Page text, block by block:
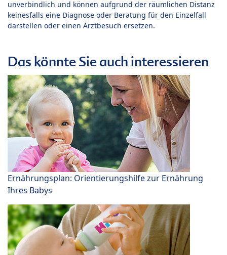
unverbindlich und können aufgrund der räumlichen Distanz
keinesfalls eine Diagnose oder Beratung für den Einzelfall
darstellen oder einen Arztbesuch ersetzen.
Das könnte Sie auch interessieren
Ernährungsplan: Orientierungshilfe zur Ernährung
Ihres Babys